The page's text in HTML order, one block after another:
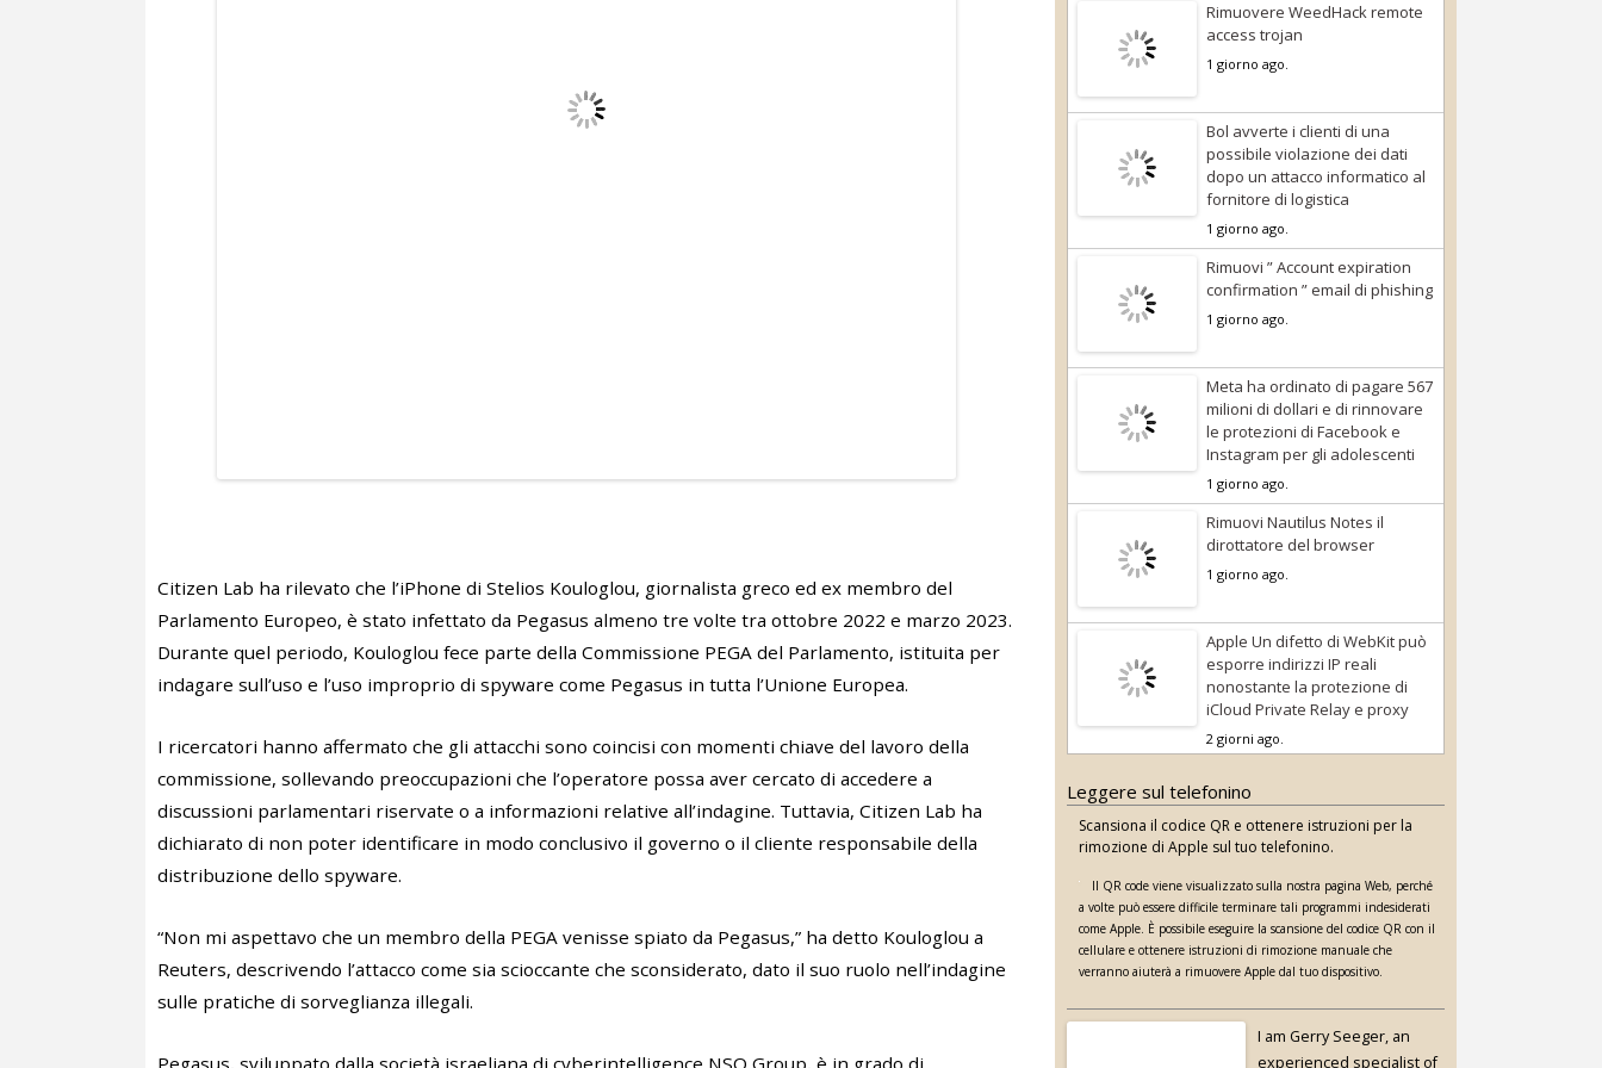
Citizen Lab ha rilevato che l’iPhone di Stelios Kouloglou, giornalista greco ed ex membro del
Parlamento Europeo, è stato infettato da Pegasus almeno tre volte tra ottobre 2022 e marzo 2023.
Durante quel periodo, Kouloglou fece parte della Commissione PEGA del Parlamento, istituita per
indagare sull’uso e l’uso improprio di spyware come Pegasus in tutta l’Unione Europea.
I ricercatori hanno affermato che gli attacchi sono coincisi con momenti chiave del lavoro della
commissione, sollevando preoccupazioni che l’operatore possa aver cercato di accedere a
discussioni parlamentari riservate o a informazioni relative all’indagine. Tuttavia, Citizen Lab ha
dichiarato di non poter identificare in modo conclusivo il governo o il cliente responsabile della
distribuzione dello spyware.
“Non mi aspettavo che un membro della PEGA venisse spiato da Pegasus,” ha detto Kouloglou a
Reuters, descrivendo l’attacco come sia scioccante che sconsiderato, dato il suo ruolo nell’indagine
sulle pratiche di sorveglianza illegali.
Pegasus, sviluppato dalla società israeliana di cyberintelligence NSO Group, è in grado di
Rimuovere WeedHack remote
access trojan
1 giorno ago.
Bol avverte i clienti di una
possibile violazione dei dati
dopo un attacco informatico al
fornitore di logistica
1 giorno ago.
Rimuovi ” Account expiration
confirmation ” email di phishing
1 giorno ago.
Meta ha ordinato di pagare 567
milioni di dollari e di rinnovare
le protezioni di Facebook e
Instagram per gli adolescenti
1 giorno ago.
Rimuovi Nautilus Notes il
dirottatore del browser
1 giorno ago.
Apple Un difetto di WebKit può
esporre indirizzi IP reali
nonostante la protezione di
iCloud Private Relay e proxy
2 giorni ago.
Leggere sul telefonino
Scansiona il codice QR e ottenere istruzioni per la
rimozione di Apple sul tuo telefonino.
Il QR code viene visualizzato sulla nostra pagina Web, perché
a volte può essere difficile terminare tali programmi indesiderati
come Apple. È possibile eseguire la scansione del codice QR con il
cellulare e ottenere istruzioni di rimozione manuale che
verranno aiuterà a rimuovere Apple dal tuo dispositivo.
I am Gerry Seeger, an
experienced specialist of